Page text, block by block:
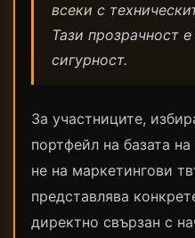
всеки с
Тази прозрачност
сигурност.
За участниците,
портфейл на базата
не на маркетингови
представлява
директно свързан с